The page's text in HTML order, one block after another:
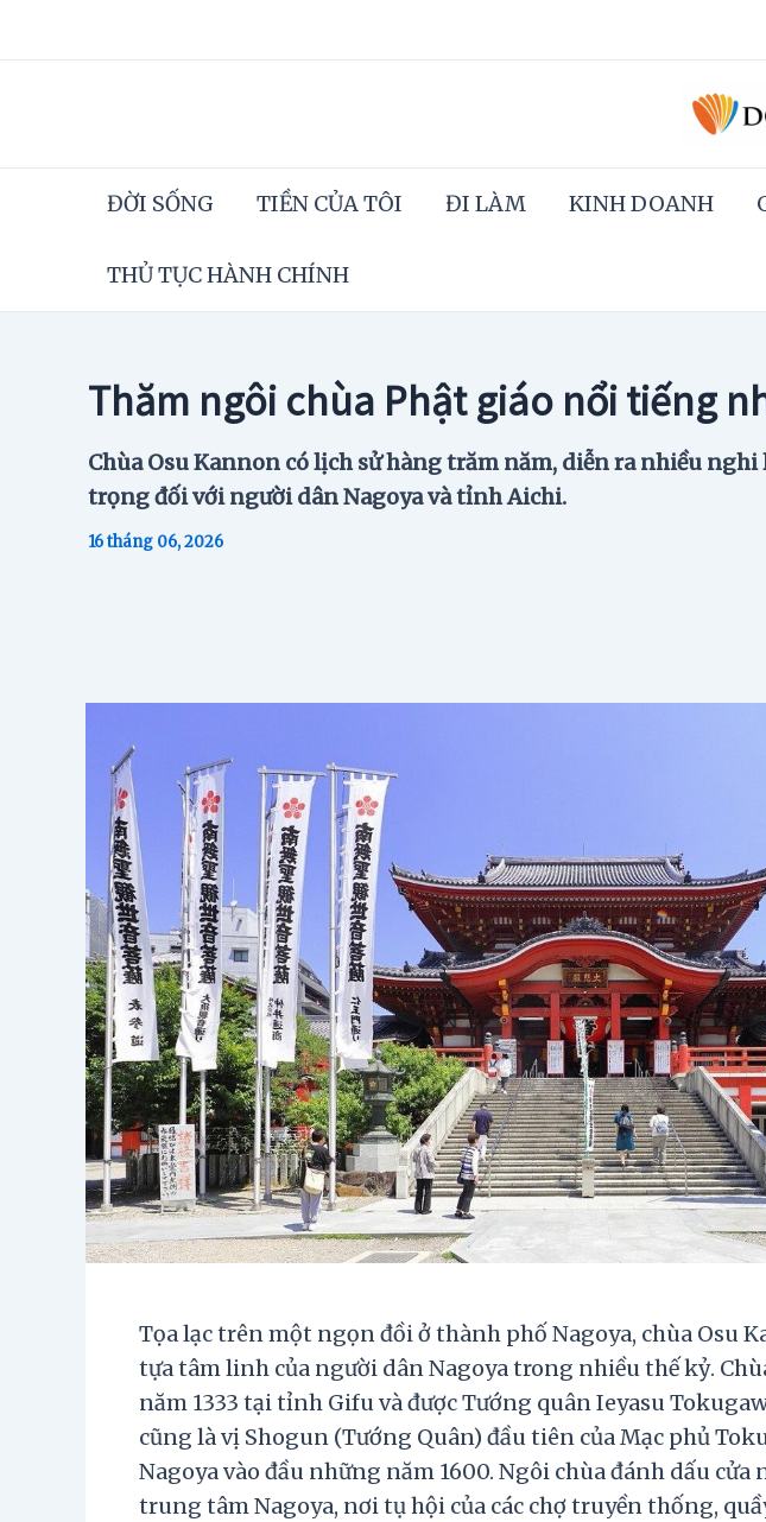
ĐỜI SỐNG TIỀN CỦA TÔI ĐI LÀM KINH DOANH
THỦ TỤC HÀNH CHÍNH
Thăm ngôi chùa Phật giáo nổi tiếng
Chùa Osu Kannon có lịch sử hàng trăm năm, diễn ra nhiều
trọng đối với người dân Nagoya và tỉnh Aichi.
16 tháng 06, 2026
Tọa lạc trên một ngọn đồi ở thành phố Nagoya, chùa Osu
tựa tâm linh của người dân Nagoya trong nhiều thế kỷ.
năm 1333 tại tỉnh Gifu và được Tướng quân Ieyasu
cũng là vị Shogun (Tướng Quân) đầu tiên của Mạc phủ
Nagoya vào đầu những năm 1600. Ngôi chùa đánh dấu cửa
trung tâm Nagoya, nơi tụ hội của các chợ truyền thống,